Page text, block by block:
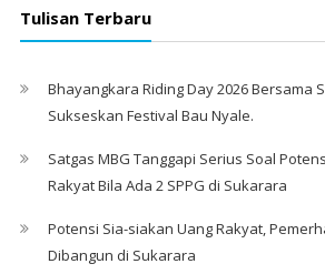
Tulisan Terbaru
Bhayangkara Riding Day 2026 Bersama
Sukseskan Festival Bau Nyale. ‎
Satgas MBG Tanggapi Serius Soal
Rakyat Bila Ada 2 SPPG di Sukarara
Potensi Sia-siakan Uang Rakyat,
Dibangun di Sukarara